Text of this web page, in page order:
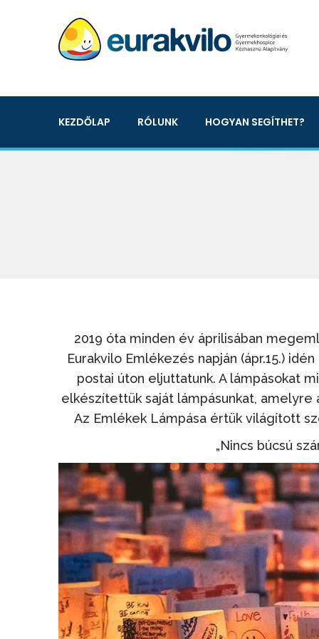
KEZDŐLAP RÓLUNK HOGYAN SEGÍTHET?
2019 óta minden év áprilisában
Eurakvilo Emlékezés napján (ápr.15.)
postai úton eljuttatunk. A lámpásokat
elkészítettük saját lámpásunkat,
Az Emlékek Lámpása értük világított
„Nincs búcsú